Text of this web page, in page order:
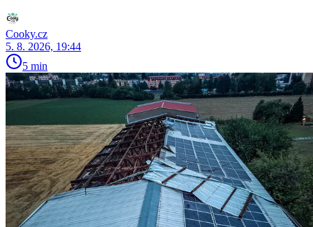
Cooky.cz
5. 8. 2026, 19:44
5 min